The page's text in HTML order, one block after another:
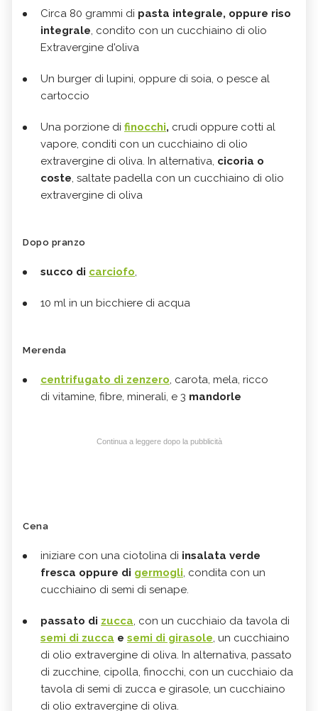
Circa 80 grammi di pasta integrale, oppure riso
integrale, condito con un cucchiaino di olio
Extravergine d'oliva
Un burger di lupini, oppure di soia, o pesce al
cartoccio
Una porzione di finocchi, crudi oppure cotti al
vapore, conditi con un cucchiaino di olio
extravergine di oliva. In alternativa, cicoria o
coste, saltate padella con un cucchiaino di olio
extravergine di oliva
Dopo pranzo
succo di carciofo,
10 ml in un bicchiere di acqua
Merenda
centrifugato di zenzero, carota, mela, ricco
di vitamine, fibre, minerali, e 3 mandorle
Continua a leggere dopo la pubblicità
Cena
iniziare con una ciotolina di insalata verde
fresca oppure di germogli, condita con un
cucchiaino di semi di senape.
passato di zucca, con un cucchiaio da tavola di
semi di zucca e semi di girasole, un cucchiaino
di olio extravergine di oliva. In alternativa, passato
di zucchine, cipolla, finocchi, con un cucchiaio da
tavola di semi di zucca e girasole, un cucchiaino
di olio extravergine di oliva.